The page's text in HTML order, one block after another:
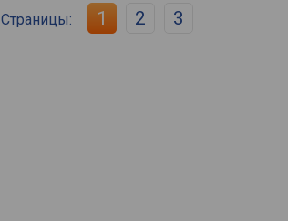
Страницы: 1 2 3